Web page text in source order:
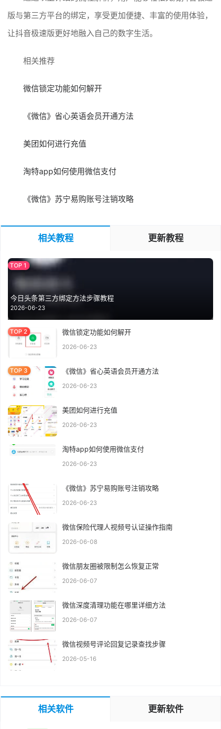
版与第三方平台的绑定，享受更加便捷、丰富的使用体验，
让抖音极速版更好地融入自己的数字生活。
相关推荐
微信锁定功能如何解开
《微信》省心英语会员开通方法
美团如何进行充值
淘特app如何使用微信支付
《微信》苏宁易购账号注销攻略
相关教程 更新教程
今日头条第三方绑定方法步骤教程
2026-06-23
微信锁定功能如何解开
2026-06-23
《微信》省心英语会员开通方法
2026-06-23
美团如何进行充值
2026-06-23
淘特app如何使用微信支付
2026-06-23
《微信》苏宁易购账号注销攻略
2026-06-23
微信保险代理人视频号认证操作指南
2026-06-08
微信朋友圈被限制怎么恢复正常
2026-06-07
微信深度清理功能在哪里详细方法
2026-06-07
微信视频号评论回复记录查找步骤
2026-05-16
相关软件 更新软件